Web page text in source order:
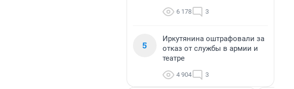
6 178 3
5
Иркутянина оштрафовали за
отказ от службы в армии и
театре
4 904 3